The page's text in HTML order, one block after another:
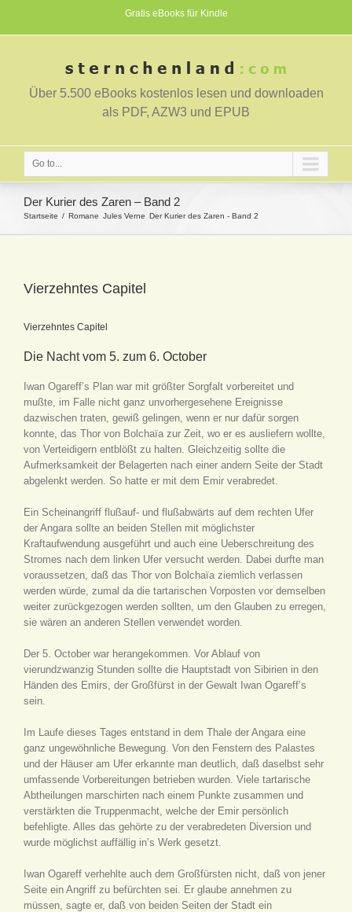
Gratis eBooks für Kindle
Über 5.500 eBooks kostenlos lesen und downloaden
als PDF, AZW3 und EPUB
Go to...
Der Kurier des Zaren – Band 2
Startseite Romane Jules Verne Der Kurier des Zaren - Band 2
Vierzehntes Capitel
Vierzehntes Capitel
Die Nacht vom 5. zum 6. October
Iwan Ogareff’s Plan war mit größter Sorgfalt vorbereitet und
mußte, im Falle nicht ganz unvorhergesehene Ereignisse
dazwischen traten, gewiß gelingen, wenn er nur dafür sorgen
konnte, das Thor von Bolchaïa zur Zeit, wo er es ausliefern wollte,
von Verteidigern entblößt zu halten. Gleichzeitig sollte die
Aufmerksamkeit der Belagerten nach einer andern Seite der Stadt
abgelenkt werden. So hatte er mit dem Emir verabredet.
Ein Scheinangriff flußauf- und flußabwärts auf dem rechten Ufer
der Angara sollte an beiden Stellen mit möglichster
Kraftaufwendung ausgeführt und auch eine Ueberschreitung des
Stromes nach dem linken Ufer versucht werden. Dabei durfte man
voraussetzen, daß das Thor von Bolchaïa ziemlich verlassen
werden würde, zumal da die tartarischen Vorposten vor demselben
weiter zurückgezogen werden sollten, um den Glauben zu erregen,
sie wären an anderen Stellen verwendet worden.
Der 5. October war herangekommen. Vor Ablauf von
vierundzwanzig Stunden sollte die Hauptstadt von Sibirien in den
Händen des Emirs, der Großfürst in der Gewalt Iwan Ogareff’s
sein.
Im Laufe dieses Tages entstand in dem Thale der Angara eine
ganz ungewöhnliche Bewegung. Von den Fenstern des Palastes
und der Häuser am Ufer erkannte man deutlich, daß daselbst sehr
umfassende Vorbereitungen betrieben wurden. Viele tartarische
Abtheilungen marschirten nach einem Punkte zusammen und
verstärkten die Truppenmacht, welche der Emir persönlich
befehligte. Alles das gehörte zu der verabredeten Diversion und
wurde möglichst auffällig in’s Werk gesetzt.
Iwan Ogareff verhehlte auch dem Großfürsten nicht, daß von jener
Seite ein Angriff zu befürchten sei. Er glaube annehmen zu
müssen, sagte er, daß von beiden Seiten der Stadt ein